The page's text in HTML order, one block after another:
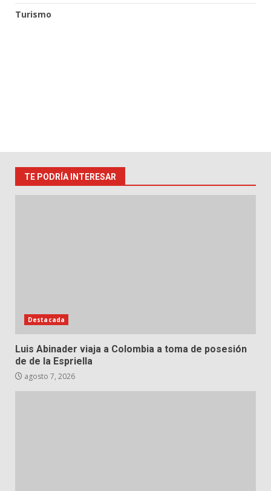
Turismo
TE PODRÍA INTERESAR
Destacada
Luis Abinader viaja a Colombia a toma de posesión
de de la Espriella
agosto 7, 2026